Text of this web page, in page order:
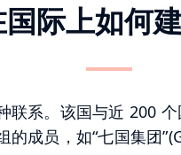
际上如何
联系。该国与近 200
成员，如“七国集团